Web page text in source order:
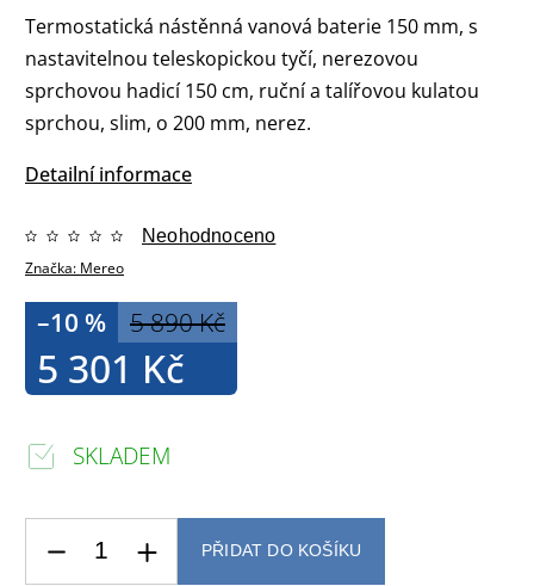
Termostatická nástěnná vanová baterie 150 mm, s
nastavitelnou teleskopickou tyčí, nerezovou
sprchovou hadicí 150 cm, ruční a talířovou kulatou
sprchou, slim, o 200 mm, nerez.
Detailní informace
Značka: Mereo
Neohodnoceno
5 890 Kč
–10 %
5 301 Kč
SKLADEM
PŘIDAT DO KOŠÍKU